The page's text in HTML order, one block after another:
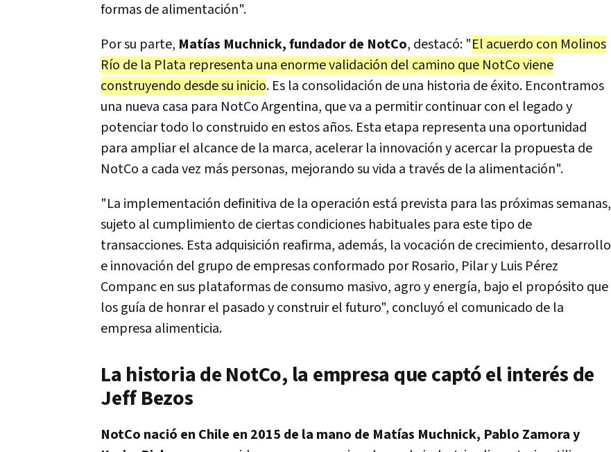
formas de alimentación".
Por su parte, Matías Muchnick, fundador de NotCo, destacó: "El acuerdo con Molinos
Río de la Plata representa una enorme validación del camino que NotCo viene
construyendo desde su inicio. Es la consolidación de una historia de éxito. Encontramos
una nueva casa para NotCo Argentina, que va a permitir continuar con el legado y
potenciar todo lo construido en estos años. Esta etapa representa una oportunidad
para ampliar el alcance de la marca, acelerar la innovación y acercar la propuesta de
NotCo a cada vez más personas, mejorando su vida a través de la alimentación".
"La implementación definitiva de la operación está prevista para las próximas semanas,
sujeto al cumplimiento de ciertas condiciones habituales para este tipo de
transacciones. Esta adquisición reafirma, además, la vocación de crecimiento, desarrollo
e innovación del grupo de empresas conformado por Rosario, Pilar y Luis Pérez
Companc en sus plataformas de consumo masivo, agro y energía, bajo el propósito que
los guía de honrar el pasado y construir el futuro", concluyó el comunicado de la
empresa alimenticia.
La historia de NotCo, la empresa que captó el interés de
Jeff Bezos
NotCo nació en Chile en 2015 de la mano de Matías Muchnick, Pablo Zamora y